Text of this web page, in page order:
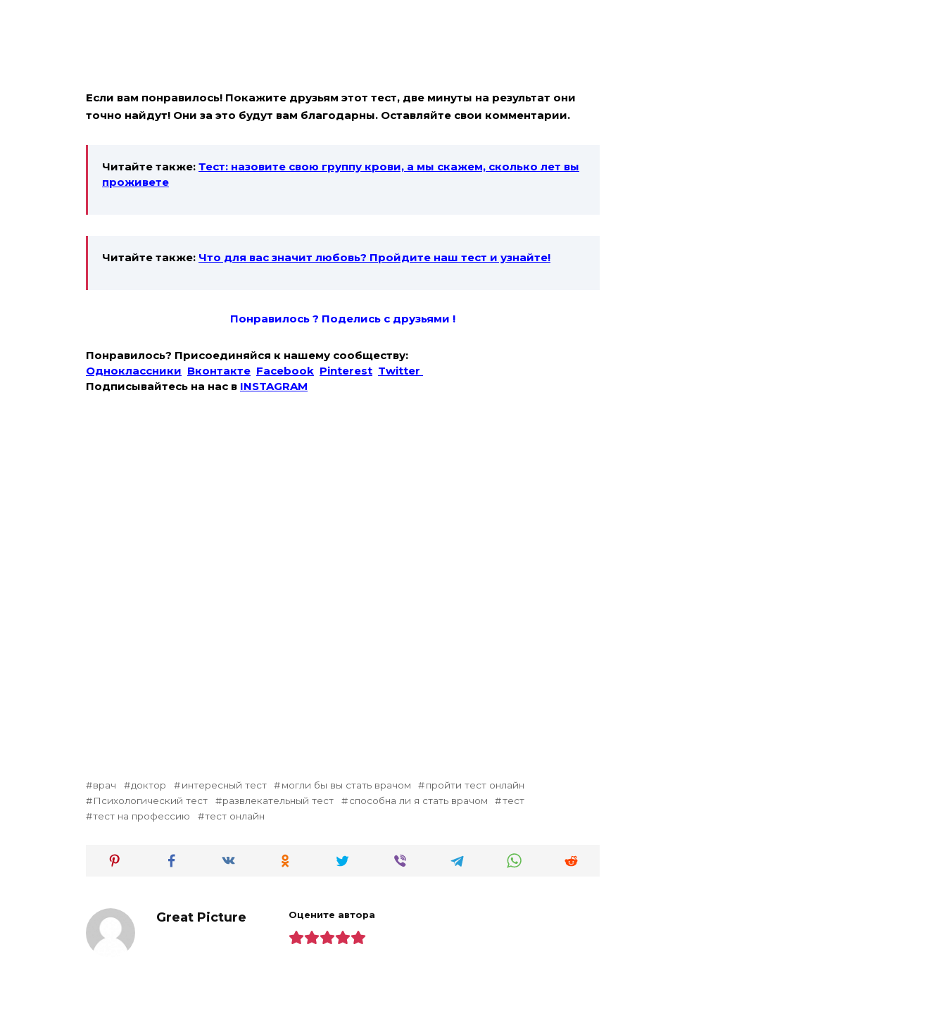
Если вам понравилось! Покажите друзьям этот тест, две минуты на результат они
точно найдут! Они за это будут вам благодарны. Оставляйте свои комментарии.
Читайте также: Тест: назовите свою группу крови, а мы скажем, сколько лет вы
проживете
Читайте также: Что для вас значит любовь? Пройдите наш тест и узнайте!
Понравилось ? Поделись с друзьями !
Понравилось? Присоединяйся к нашему сообществу:
Одноклассники Вконтакте Facebook Pinterest Twitter
Подписывайтесь на наc в INSTAGRAM
врач доктор интересный тест могли бы вы стать врачом
пройти тест онлайн
Психологический тест
развлекательный тест способна ли я стать врачом
тест
тест на профессию
тест онлайн
Great Picture Оцените автора